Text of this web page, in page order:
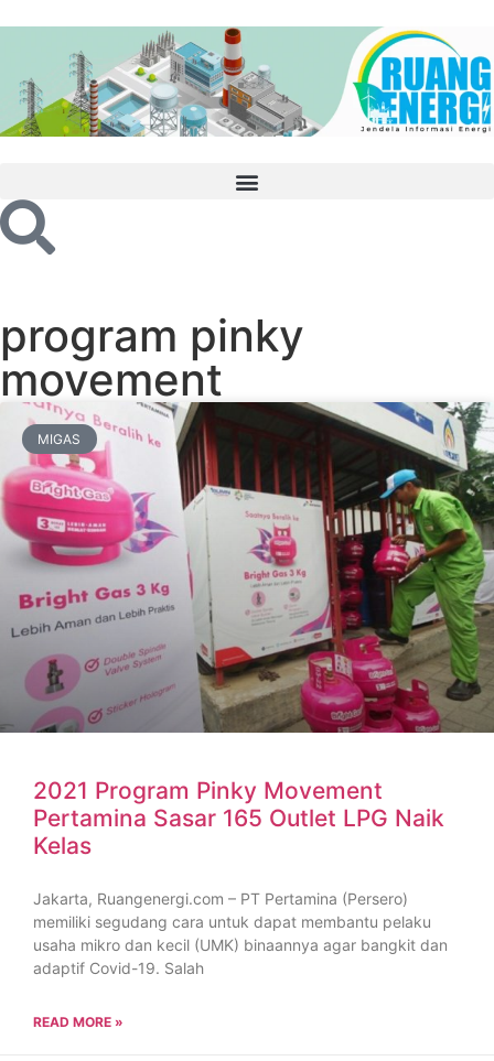
program pinky
movement
MIGAS
2021 Program Pinky Movement
Pertamina Sasar 165 Outlet LPG Naik
Kelas
Jakarta, Ruangenergi.com – PT Pertamina (Persero)
memiliki segudang cara untuk dapat membantu pelaku
usaha mikro dan kecil (UMK) binaannya agar bangkit dan
adaptif Covid-19. Salah
READ MORE »